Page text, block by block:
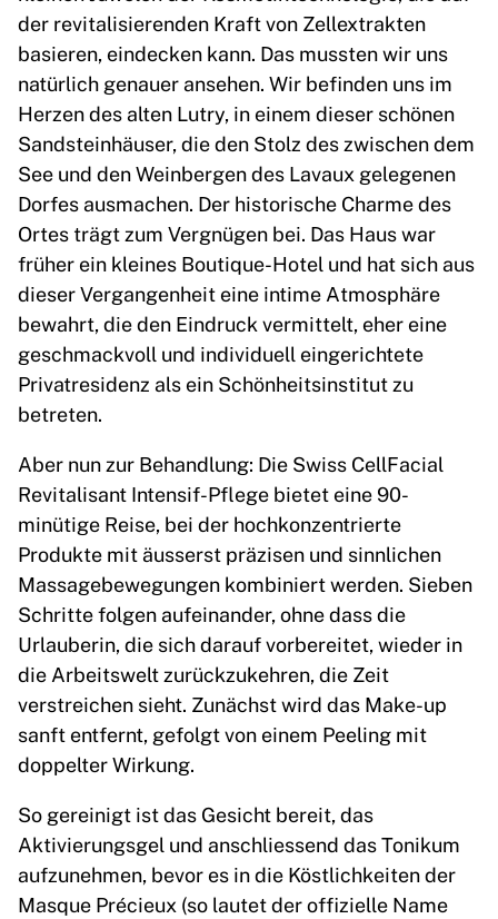
der revitalisierenden Kraft von Zellextrakten
basieren, eindecken kann. Das mussten wir uns
natürlich genauer ansehen. Wir befinden uns im
Herzen des alten Lutry, in einem dieser schönen
Sandsteinhäuser, die den Stolz des zwischen dem
See und den Weinbergen des Lavaux gelegenen
Dorfes ausmachen. Der historische Charme des
Ortes trägt zum Vergnügen bei. Das Haus war
früher ein kleines Boutique-Hotel und hat sich aus
dieser Vergangenheit eine intime Atmosphäre
bewahrt, die den Eindruck vermittelt, eher eine
geschmackvoll und individuell eingerichtete
Privatresidenz als ein Schönheitsinstitut zu
betreten.
Aber nun zur Behandlung: Die Swiss CellFacial
Revitalisant Intensif-Pflege bietet eine 90-
minütige Reise, bei der hochkonzentrierte
Produkte mit äusserst präzisen und sinnlichen
Massagebewegungen kombiniert werden. Sieben
Schritte folgen aufeinander, ohne dass die
Urlauberin, die sich darauf vorbereitet, wieder in
die Arbeitswelt zurückzukehren, die Zeit
verstreichen sieht. Zunächst wird das Make-up
sanft entfernt, gefolgt von einem Peeling mit
doppelter Wirkung.
So gereinigt ist das Gesicht bereit, das
Aktivierungsgel und anschliessend das Tonikum
aufzunehmen, bevor es in die Köstlichkeiten der
Masque Précieux (so lautet der offizielle Name